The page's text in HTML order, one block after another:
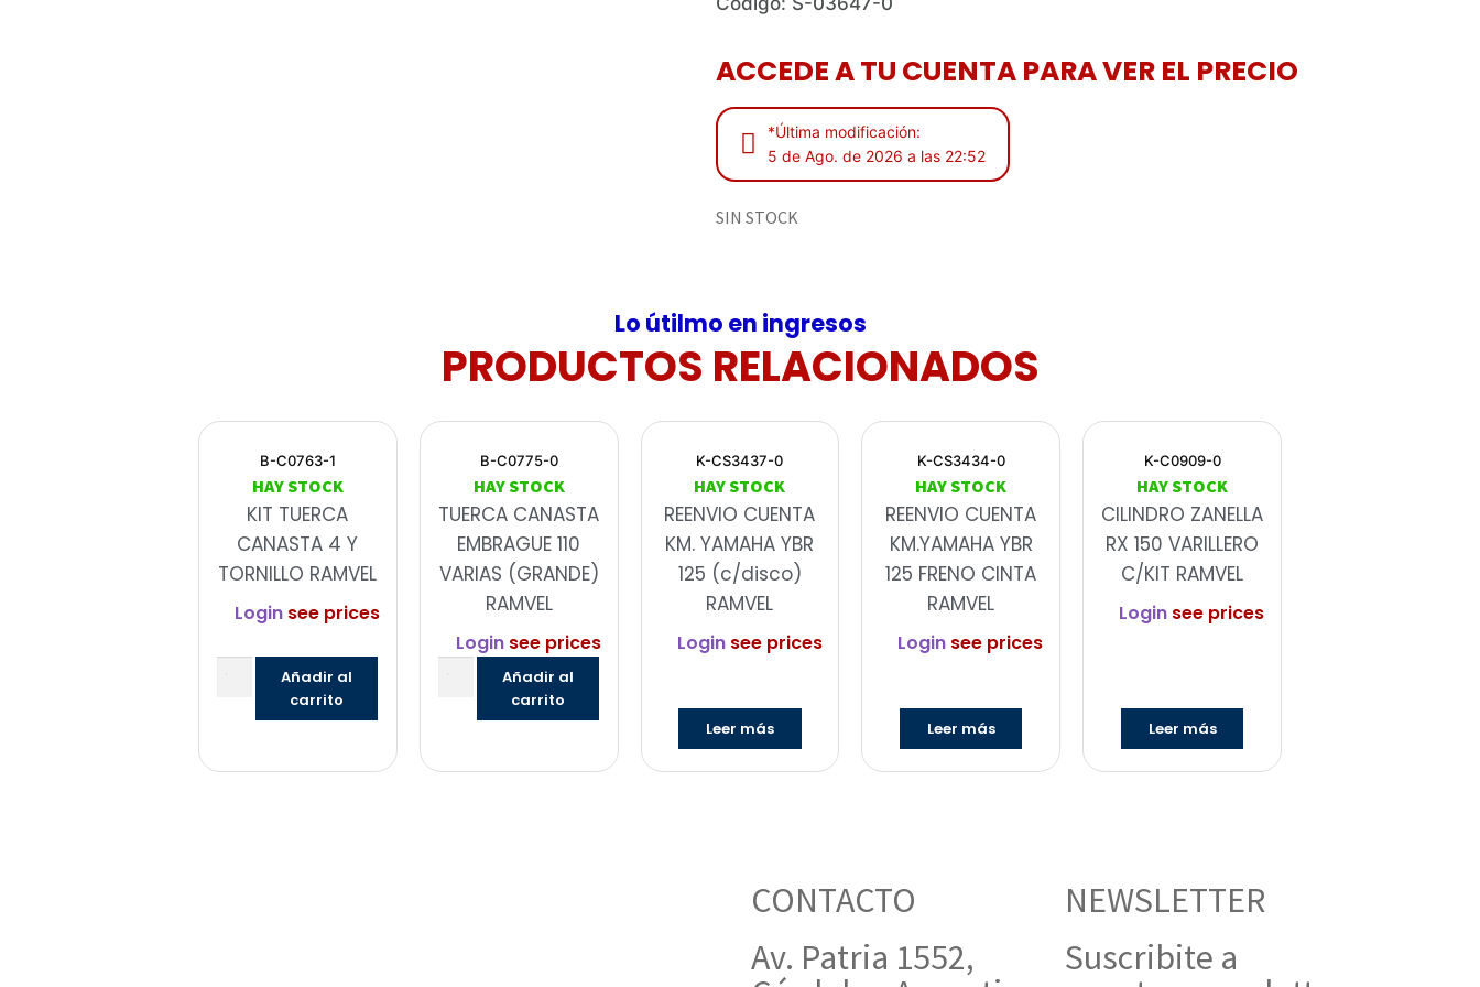
ACCEDE A TU CUENTA PARA VER EL PRECIO
*Última modificación:
5 de Ago. de 2026 a las 22:52
SIN STOCK
Lo útilmo en ingresos
PRODUCTOS RELACIONADOS
B-C0763-1
HAY STOCK
KIT TUERCA
CANASTA 4 Y
TORNILLO RAMVEL
Login see prices
Añadir al
carrito
B-C0775-0
HAY STOCK
TUERCA CANASTA
EMBRAGUE 110
VARIAS (GRANDE)
RAMVEL
Loginsee prices
Añadir al
carrito
K-CS3437-0
HAY STOCK
REENVIO CUENTA
KM. YAMAHA YBR
125 (c/disco)
RAMVEL
Loginsee prices
Leer más
K-CS3434-0
HAY STOCK
REENVIO CUENTA
KM.YAMAHA YBR
125 FRENO CINTA
RAMVEL
Login see prices
Leer más
K-C0909-0
HAY STOCK
CILINDRO ZANELLA
RX 150 VARILLERO
C/KIT RAMVEL
Login see prices
Leer más
CONTACTO
Av. Patria 1552,
NEWSLETTER
Suscribite a